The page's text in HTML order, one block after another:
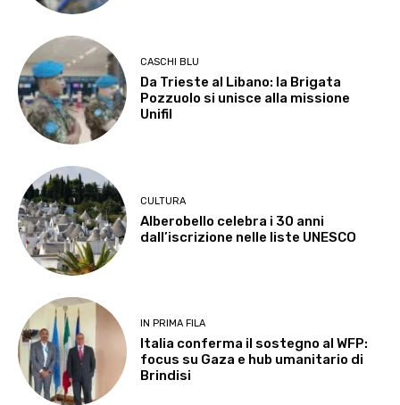
CASCHI BLU
Da Trieste al Libano: la Brigata
Pozzuolo si unisce alla missione
Unifil
CULTURA
Alberobello celebra i 30 anni
dall’iscrizione nelle liste UNESCO
IN PRIMA FILA
Italia conferma il sostegno al WFP:
focus su Gaza e hub umanitario di
Brindisi